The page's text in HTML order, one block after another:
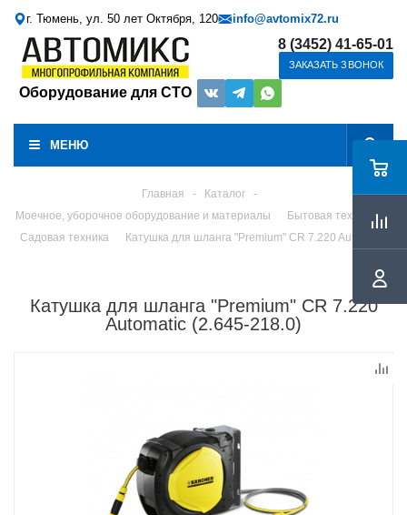
г. Тюмень, ул. 50 лет Октября, 120 info@avtomix72.ru
Оборудование для СТО
8 (3452) 41-65-01
ЗАКАЗАТЬ ЗВОНОК
МЕНЮ
Главная - Каталог
-
Моечное, уборочное оборудование и материалы
Бытовая техника
Садовая техника
Катушка для шланга "Premium" CR 7.220 Automatic
Катушка для шланга "Premium" CR 7.220
Automatic (2.645-218.0)